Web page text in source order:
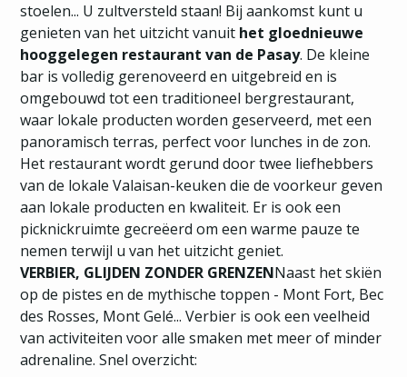
stoelen... U zultversteld staan! Bij aankomst kunt u
genieten van het uitzicht vanuit het gloednieuwe
hooggelegen restaurant van de Pasay. De kleine
bar is volledig gerenoveerd en uitgebreid en is
omgebouwd tot een traditioneel bergrestaurant,
waar lokale producten worden geserveerd, met een
panoramisch terras, perfect voor lunches in de zon.
Het restaurant wordt gerund door twee liefhebbers
van de lokale Valaisan-keuken die de voorkeur geven
aan lokale producten en kwaliteit. Er is ook een
picknickruimte gecreëerd om een warme pauze te
nemen terwijl u van het uitzicht geniet.
VERBIER, GLIJDEN ZONDER GRENZENNaast het skiën
op de pistes en de mythische toppen - Mont Fort, Bec
des Rosses, Mont Gelé... Verbier is ook een veelheid
van activiteiten voor alle smaken met meer of minder
adrenaline. Snel overzicht: